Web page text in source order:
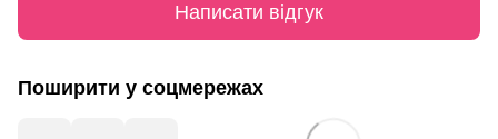
Написати відгук
Поширити у соцмережах